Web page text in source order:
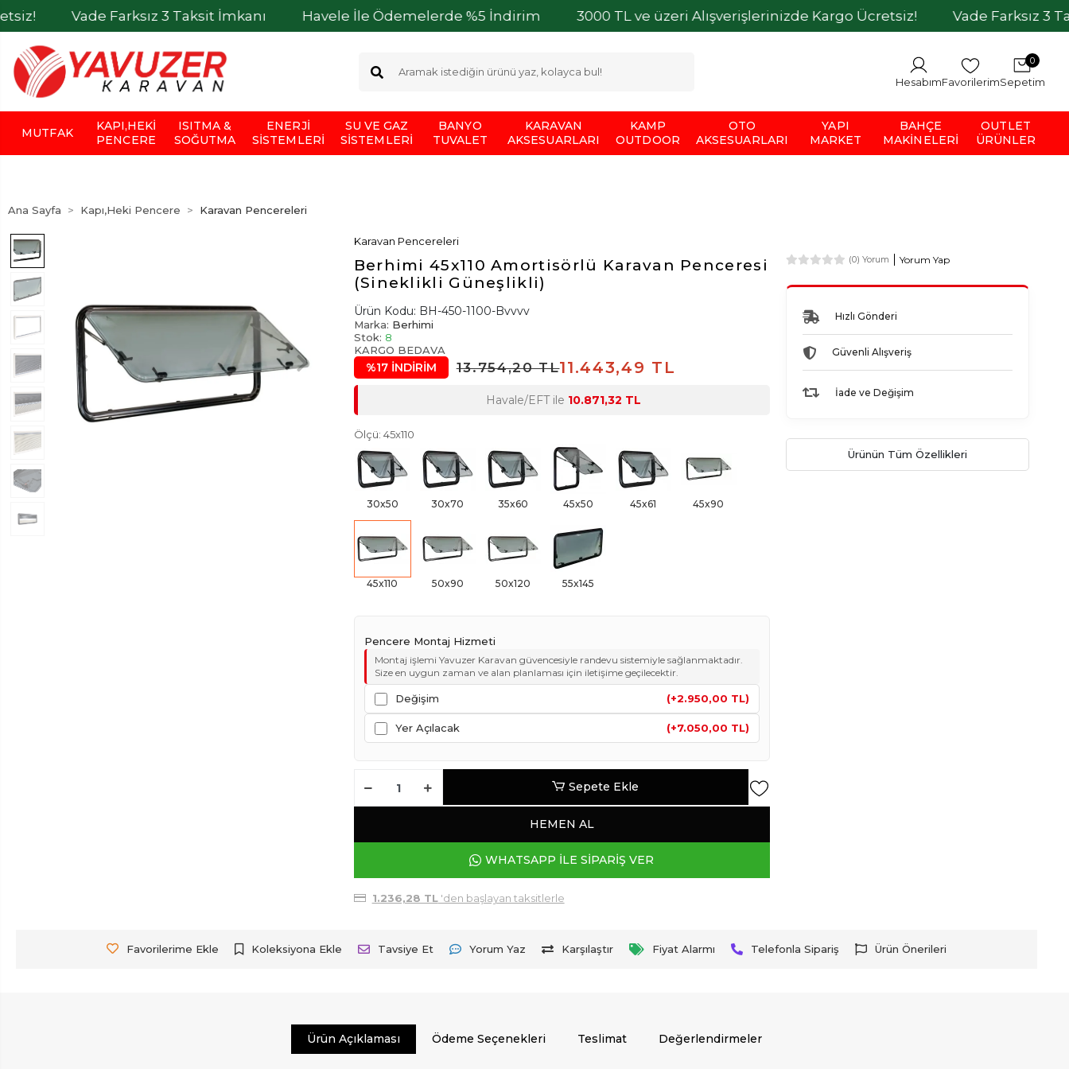
Vade Farksız 3 Taksit İmkanı Havele İle Ödemelerde %5 İndirim 3000 TL ve üzeri Alışverişlerinizde Kargo Ücretsiz! Vade Farksız 3 Taksit
HesabımFavorilerim
0
Sepetim
MUTFAK
KAPI,HEKI
PENCERE
ISITMA &
SOĞUTMA
ENERJI
SISTEMLERI
SU VE GAZ
SISTEMLERI
BANYO
TUVALET
KARAVAN
AKSESUARLARI
KAMP
OUTDOOR
OTO
AKSESUARLARI
YAPI
MARKET
BAHÇE
MAKINELERI
OUTLET
ÜRÜNLER
Ana Sayfa Kapı,Heki Pencere Karavan Pencereleri
Karavan Pencereleri
Berhimi 45x110 Amortisörlü Karavan Penceresi
(Sineklikli Güneşlikli)
Ürün Kodu: BH-450-1100-Bvvvv
Marka: Berhimi
Stok: 8
KARGO BEDAVA
%17 İNDİRİM 13.754,20 TL11.443,49 TL
Havale/EFT ile 10.871,32 TL
Ölçü: 45x110
30x50 30x70 35x60 45x50 45x61 45x90
45x110 50x90 50x120 55x145
Pencere Montaj Hizmeti
Montaj işlemi Yavuzer Karavan güvencesiyle randevu sistemiyle sağlanmaktadır.
Size en uygun zaman ve alan planlaması için iletişime geçilecektir.
Değişim (+2.950,00 TL)
Yer Açılacak (+7.050,00 TL)
Sepete Ekle
HEMEN AL
WHATSAPP İLE SİPARİŞ VER
1.236,28 TL'den başlayan taksitlerle
(0) Yorum Yorum Yap
Hızlı Gönderi
Güvenli Alışveriş
İade ve Değişim
Ürünün Tüm Özellikleri
Favorilerime Ekle Koleksiyona Ekle Tavsiye Et Yorum Yaz Karşılaştır Fiyat Alarmı Telefonla Sipariş Ürün Önerileri
Ürün Açıklaması Ödeme Seçenekleri Teslimat Değerlendirmeler